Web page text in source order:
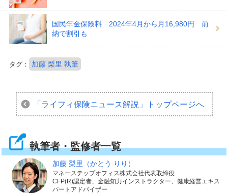
国民年金保険料 2024年4月から月16,980円 前
納で割引も
タグ： 加藤 梨里 執筆
「ライフィ保険ニュース解説」 トップページへ
執筆者・監修者一覧
加藤 梨里 （かとう りり）
マネーステップオフィス株式会社代表取締役
CFP(R)認定者、金融知力インストラクター、健康経営エキス
パートアドバイザー